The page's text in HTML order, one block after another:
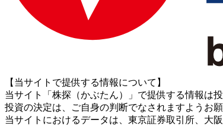
【当サイトで提供する情報について】
当サイト「株探（かぶたん）」で提供する情報は
投資の決定は、ご自身の判断でなされますようお願
当サイトにおけるデータは、東京証券取引所、大